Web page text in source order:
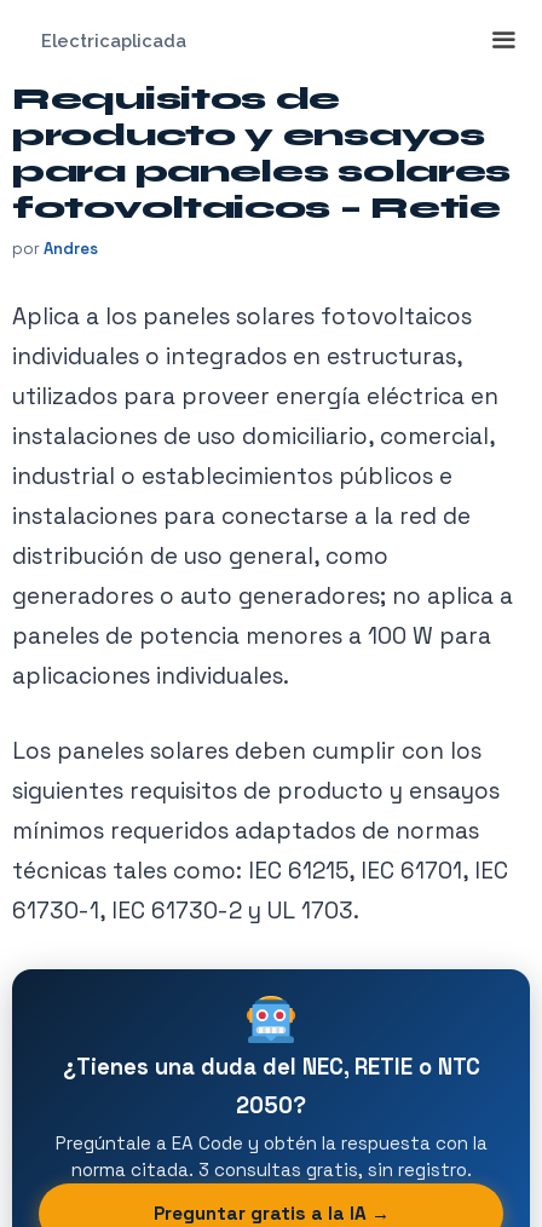
contenido
Electricaplicada
Requisitos de
producto y ensayos
para paneles solares
fotovoltaicos – Retie
porAndres
Aplica a los paneles solares fotovoltaicos
individuales o integrados en estructuras,
utilizados para proveer energía eléctrica en
instalaciones de uso domiciliario, comercial,
industrial o establecimientos públicos e
instalaciones para conectarse a la red de
distribución de uso general, como
generadores o auto generadores; no aplica a
paneles de potencia menores a 100 W para
aplicaciones individuales.
Los paneles solares deben cumplir con los
siguientes requisitos de producto y ensayos
mínimos requeridos adaptados de normas
técnicas tales como: IEC 61215, IEC 61701, IEC
61730-1, IEC 61730-2 y UL 1703.
¿Tienes una duda del NEC, RETIE o NTC
2050?
Pregúntale a EA Code y obtén la respuesta con la
norma citada. 3 consultas gratis, sin registro.
Preguntar gratis a la IA →